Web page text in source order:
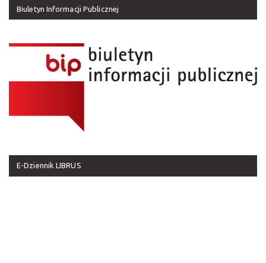
Biuletyn Informacji Publicznej
E-Dziennik LIBRUS